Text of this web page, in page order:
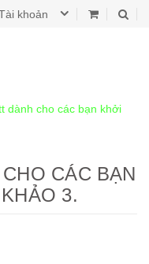
khoản
dành cho các bạn khởi
CÁC BẠN
3.